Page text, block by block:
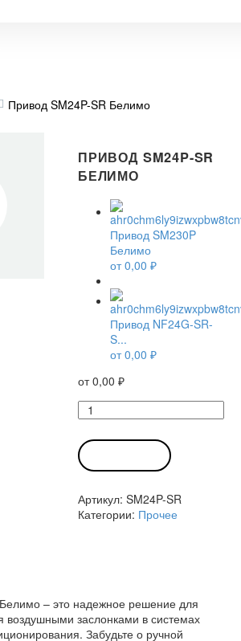
Привод SM24P-SR Белимо
ПРИВОД SM24P-SR
БЕЛИМО
Привод SM230P
Белимо
от0,00 ₽
Привод NF24G-SR-
S...
от0,00 ₽
от0,00 ₽
Количество
товара
Привод
SM24P-
SR
Артикул: SM24P-SR
Категории: Прочее
– это надежное решение для
воздушными заслонками в системах
Забудьте о ручной